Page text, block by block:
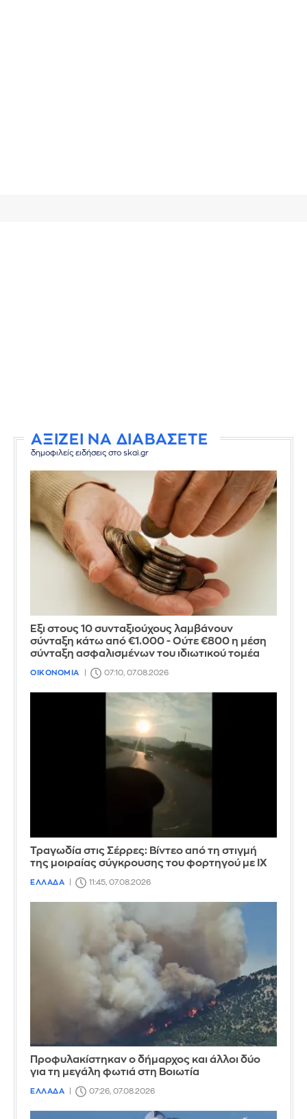
ΑΞΙΖΕΙ ΝΑ ΔΙΑΒΑΣΕΤΕ
δημοφιλείς ειδήσεις στο skai.gr
Έξι στους 10 συνταξιούχους λαμβάνουν
σύνταξη κάτω από €1.000 - Ούτε €800 η μέση
σύνταξη ασφαλισμένων του ιδιωτικού τομέα
ΟΙΚΟΝΟΜΙΑ 07:10, 07.08.2026
Τραγωδία στις Σέρρες: Βίντεο από τη στιγμή
της μοιραίας σύγκρουσης του φορτηγού με ΙΧ
ΕΛΛΑΔΑ 11:45, 07.08.2026
Προφυλακίστηκαν ο δήμαρχος και άλλοι δύο
για τη μεγάλη φωτιά στη Βοιωτία
ΕΛΛΑΔΑ 07:26, 07.08.2026